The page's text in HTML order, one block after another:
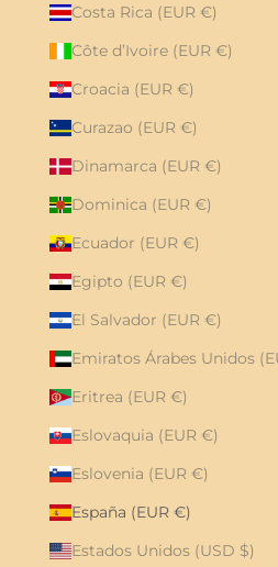
Costa Rica (EUR €)
Côte d’Ivoire (EUR €)
Croacia (EUR €)
Curazao (EUR €)
Dinamarca (EUR €)
Dominica (EUR €)
Ecuador (EUR €)
Egipto (EUR €)
El Salvador (EUR €)
Eritrea (EUR €)
Eslovaquia (EUR €)
Eslovenia (EUR €)
España (EUR €)
Estados Unidos (USD $)